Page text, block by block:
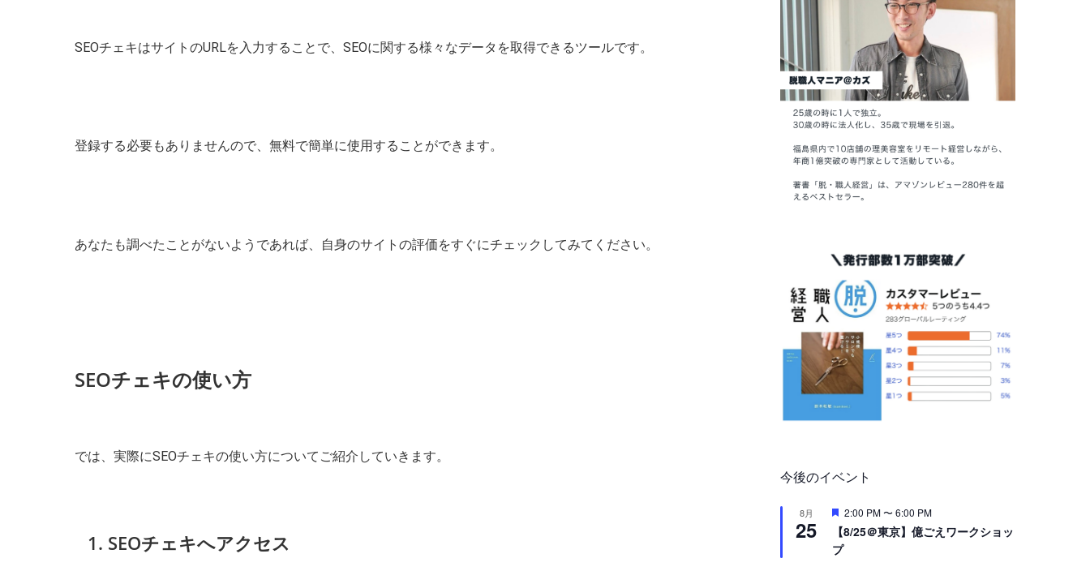
SEOチェキはサイトのURLを入力することで、SEOに関する様々なデータを取得できるツールです。
登録する必要もありませんので、無料で簡単に使用することができます。
あなたも調べたことがないようであれば、自身のサイトの評価をすぐにチェックしてみてください。
SEOチェキの使い方
では、実際にSEOチェキの使い方についてご紹介していきます。
1. SEOチェキへアクセス
今後のイベント
8月
25
注
2:00 PM〜6:00 PM
【8/25＠東京】億ごえワークショッ
プ